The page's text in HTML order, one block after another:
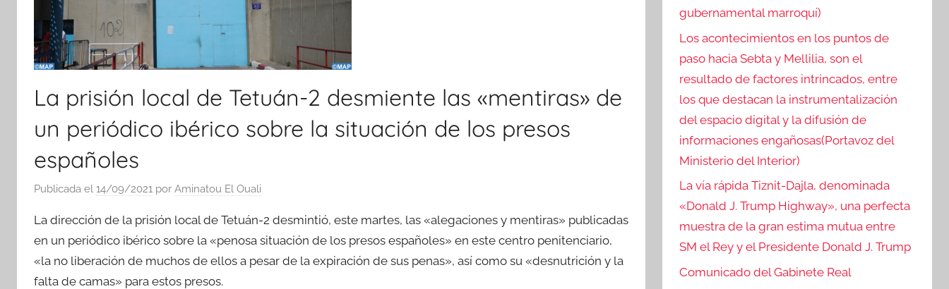
La prisión local de Tetuán-2 desmiente las «mentiras» de
un periódico ibérico sobre la situación de los presos
españoles
Publicada el 14/09/2021 por Aminatou El Ouali
La dirección de la prisión local de Tetuán-2 desmintió, este martes, las «alegaciones y mentiras» publicadas
en un periódico ibérico sobre la «penosa situación de los presos españoles» en este centro penitenciario,
«la no liberación de muchos de ellos a pesar de la expiración de sus penas», así como su «desnutrición y la
falta de camas» para estos presos.
gubernamental marroquí)
Los acontecimientos en los puntos de
paso hacia Sebta y Mellilia, son el
resultado de factores intrincados, entre
los que destacan la instrumentalización
del espacio digital y la difusión de
informaciones engañosas(Portavoz del
Ministerio del Interior)
La vía rápida Tiznit-Dajla, denominada
«Donald J. Trump Highway», una perfecta
muestra de la gran estima mutua entre
SM el Rey y el Presidente Donald J. Trump
Comunicado del Gabinete Real